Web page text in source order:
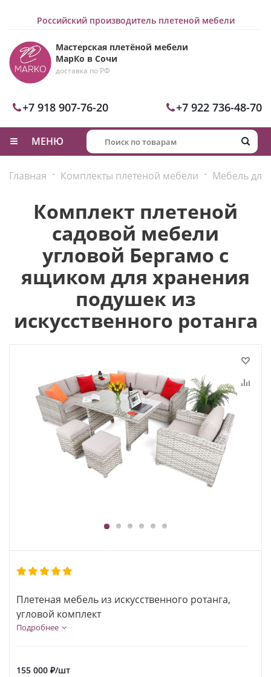
Российский производитель плетеной мебели
Мастерская плетёной мебели
МарКо в Сочи
доставка по РФ
+7 918 907-76-20 +7 922 736-48-70
МЕНЮ
Главная - Комплекты плетеной мебели - Мебель для
Комплект плетеной
садовой мебели
угловой Бергамо с
ящиком для хранения
подушек из
искусственного ротанга
1 2 3 4 5 6
Плетеная мебель из искусственного ротанга,
угловой комплект
Подробнее
155 000 ₽/шт